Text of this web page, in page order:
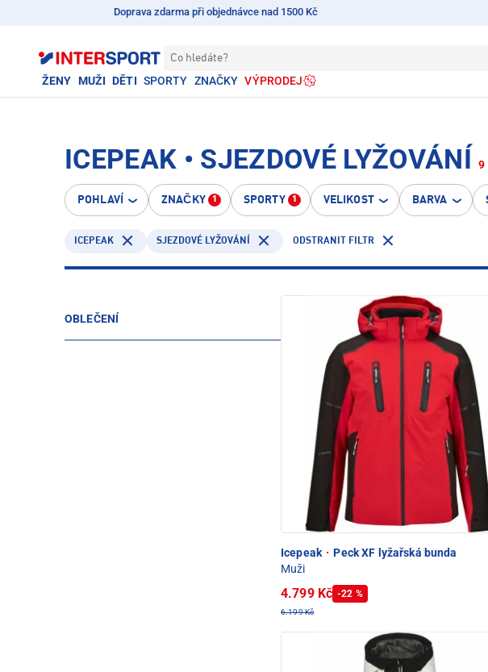
Doprava zdarma při objednávce nad 1500 Kč
Co hledáte?
ŽENY MUŽI DĚTI SPORTY ZNAČKY VÝPRODEJ
ICEPEAK • SJEZDOVÉ LYŽOVÁNÍ 9
POHLAVÍ ZNAČKY 1 SPORTY 1 VELIKOST BARVA
ICEPEAK SJEZDOVÉ LYŽOVÁNÍ ODSTRANIT FILTR
OBLEČENÍ
Icepeak · Peck XF lyžařská bunda
Muži
4.799 Kč -22 %
6.199 Kč